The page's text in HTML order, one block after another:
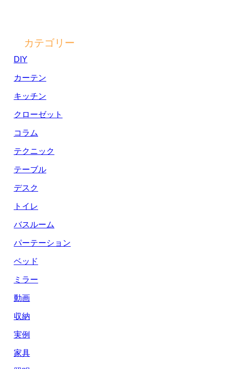
カテゴリー
DIY
カーテン
キッチン
クローゼット
コラム
テクニック
テーブル
デスク
トイレ
バスルーム
パーテーション
ベッド
ミラー
動画
収納
実例
家具